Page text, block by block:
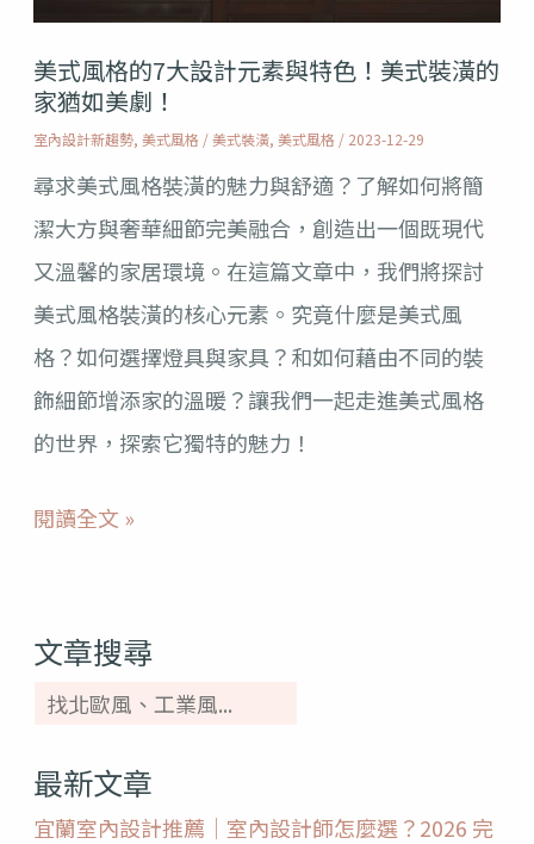
美式風格的7大設計元素與特色！美式裝潢的
家猶如美劇！
室內設計新趨勢, 美式風格 /美式裝潢, 美式風格 / 2023-12-29
尋求美式風格裝潢的魅力與舒適？了解如何將簡
潔大方與奢華細節完美融合，創造出一個既現代
又溫馨的家居環境。在這篇文章中，我們將探討
美式風格裝潢的核心元素。究竟什麼是美式風
格？如何選擇燈具與家具？和如何藉由不同的裝
飾細節增添家的溫暖？讓我們一起走進美式風格
的世界，探索它獨特的魅力！
設
計
潢
猶
美
劇！
閱讀全文 »
文章搜尋
最新文章
宜蘭室內設計推薦｜室內設計師怎麼選？2026 完